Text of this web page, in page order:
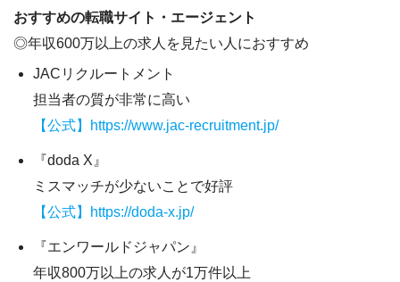
おすすめの転職サイト・エージェント
◎年収600万以上の求人を見たい人におすすめ
JACリクルートメント
担当者の質が非常に高い
【公式】https://www.jac-recruitment.jp/
『doda X』
ミスマッチが少ないことで好評
【公式】https://doda-x.jp/
『エンワールドジャパン』
年収800万以上の求人が1万件以上